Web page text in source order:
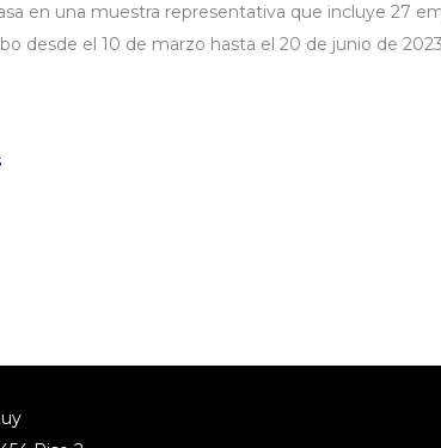
en una muestra representativa que incluye 27
desde el 10 de marzo hasta el 20 de junio de